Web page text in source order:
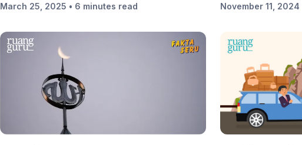
March 25, 2025 • 6 minutes read
Kelas 11
November 11, 2024